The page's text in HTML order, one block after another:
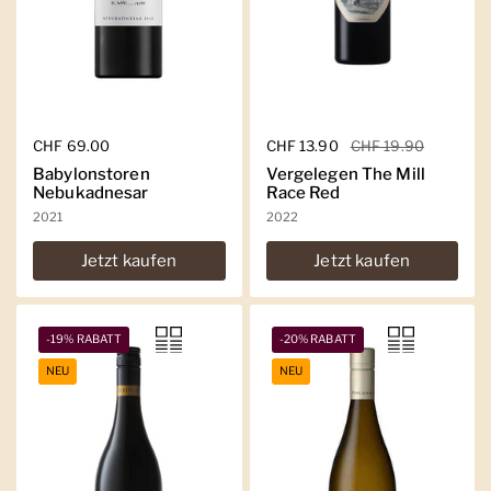
Regulärer Preis
CHF 69.00
Babylonstoren
Nebukadnesar
2021
Jetzt kaufen
Regulärer Preis
CHF 13.90 Sale-Preis
CHF 19.90
Vergelegen The Mill
Race Red
2022
Jetzt kaufen
-19% RABATT
NEU
-20% RABATT
NEU